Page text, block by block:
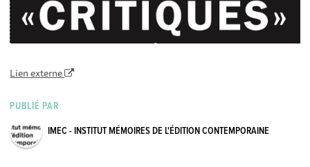
Lien externe
PUBLIÉ PAR
IMEC - INSTITUT MÉMOIRES DE L'ÉDITION CONTEMPORAINE